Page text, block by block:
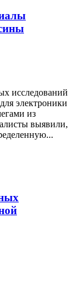
исследований
электроники
из
выявили,